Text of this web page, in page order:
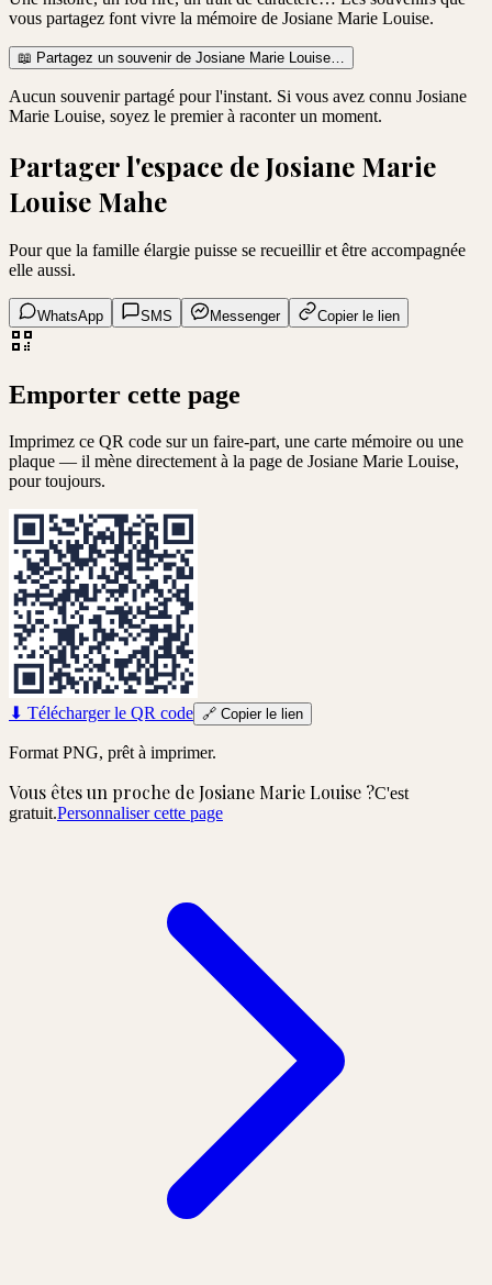
vous partagez font vivre la mémoire de Josiane Marie Louise.
📖 Partagez un souvenir de Josiane Marie Louise…
Aucun souvenir partagé pour l'instant. Si vous avez connu Josiane
Marie Louise, soyez le premier à raconter un moment.
Partager l'espace deJosiane Marie
Louise Mahe
Pour que la famille élargie puisse se recueillir et être accompagnée
elle aussi.
WhatsApp SMS Messenger Copier le lien
Emporter cette page
Imprimez ce QR code sur un faire-part, une carte mémoire ou une
plaque — il mène directement à la page de Josiane Marie Louise,
pour toujours.
⬇ Télécharger le QR code 🔗 Copier le lien
Format PNG, prêt à imprimer.
Vous êtes un proche de Josiane Marie Louise ?C'est
gratuit.Personnaliser cette page